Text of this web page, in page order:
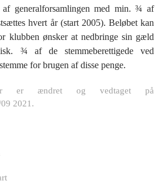
af generalforsamlingen med min. ¾ af
hvert år (start 2005). Beløbet kan
klubben ønsker at nedbringe sin gæld
¾ af de stemmeberettigede ved
for brugen af disse penge.
er ændret og vedtaget på
2021.